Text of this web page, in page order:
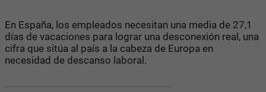
En España, los empleados necesitan una media de 27,1
días de vacaciones para lograr una desconexión real, una
cifra que sitúa al país a la cabeza de Europa en
necesidad de descanso laboral.